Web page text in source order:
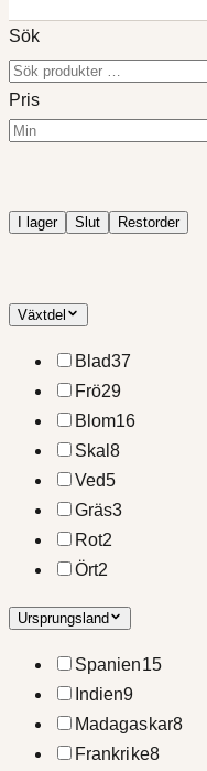
Sök
Pris
I lager Slut Restorder
Växtdel
Blad37
Frö29
Blom16
Skal8
Ved5
Gräs3
Rot2
Ört2
Ursprungsland
Spanien15
Indien9
Madagaskar8
Frankrike8